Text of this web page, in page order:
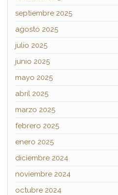
septiembre 2025
agosto 2025
julio 2025
junio 2025
mayo 2025
abril 2025
marzo 2025
febrero 2025
enero 2025
diciembre 2024
noviembre 2024
octubre 2024